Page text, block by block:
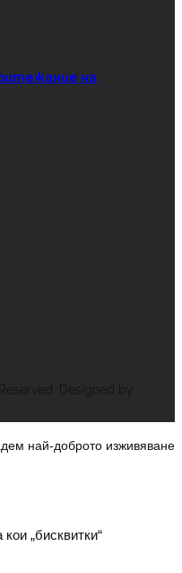
на
Designed by
най-доброто изживяване
„бисквитки“